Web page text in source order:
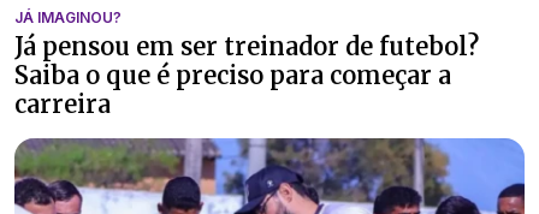
JÁ IMAGINOU?
Já pensou em ser treinador de futebol?
Saiba o que é preciso para começar a
carreira